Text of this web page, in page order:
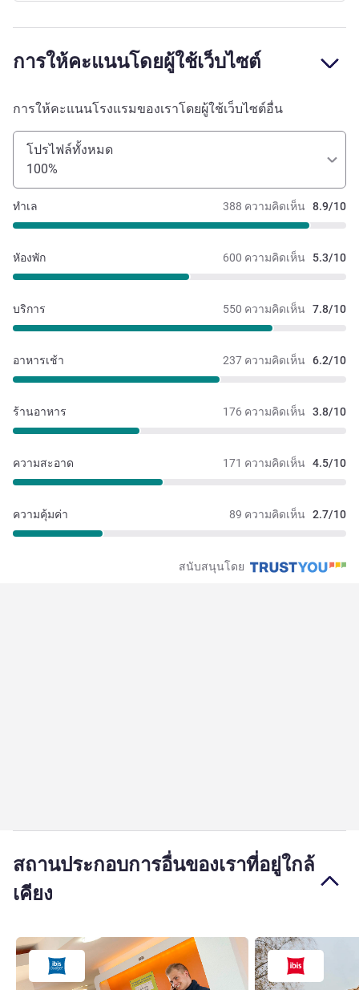
การให้คะแนนโดยผู้ใช้เว็บไซต์
การให้คะแนนโรงแรมของเราโดยผู้ใช้เว็บไซต์อื่น
โปรไฟล์ทั้งหมด
100%
388 ความคิดเห็น 8.9/10
ทำเล
600 ความคิดเห็น 5.3/10
หัองพัก
550 ความคิดเห็น 7.8/10
บริการ
237 ความคิดเห็น 6.2/10
อาหารเช้า
176 ความคิดเห็น 3.8/10
ร้านอาหาร
171 ความคิดเห็น 4.5/10
ความสะอาด
89 ความคิดเห็น 2.7/10
ความคุ้มค่า
สนับสนุนโดย
สถานประกอบการอื่นของเราที่อยู่ใกล้
เคียง